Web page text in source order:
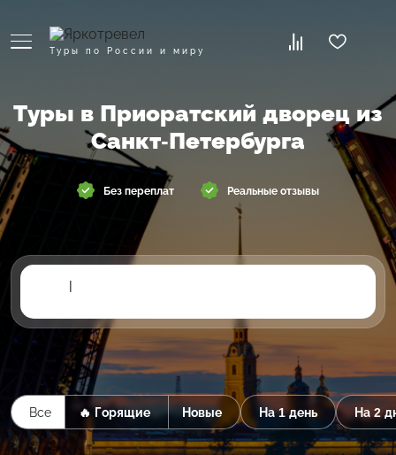
Туры по России и миру
Туры в Приоратский дворец из
Санкт-Петербурга
Без переплат Реальные отзывы
|
Все 🔥 Горящие Новые На 1 день На 2